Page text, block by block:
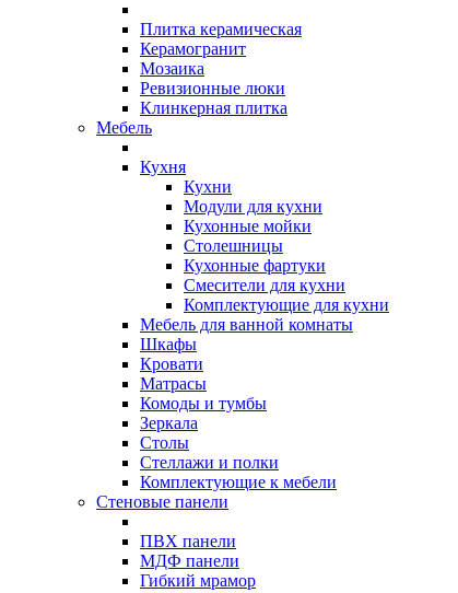
Плитка керамическая
Керамогранит
Мозаика
Ревизионные люки
Клинкерная плитка
Мебель
Кухня
Кухни
Модули для кухни
Кухонные мойки
Столешницы
Кухонные фартуки
Смесители для кухни
Комплектующие для кухни
Мебель для ванной комнаты
Шкафы
Кровати
Матрасы
Комоды и тумбы
Зеркала
Столы
Стеллажи и полки
Комплектующие к мебели
Стеновые панели
ПВХ панели
МДФ панели
Гибкий мрамор